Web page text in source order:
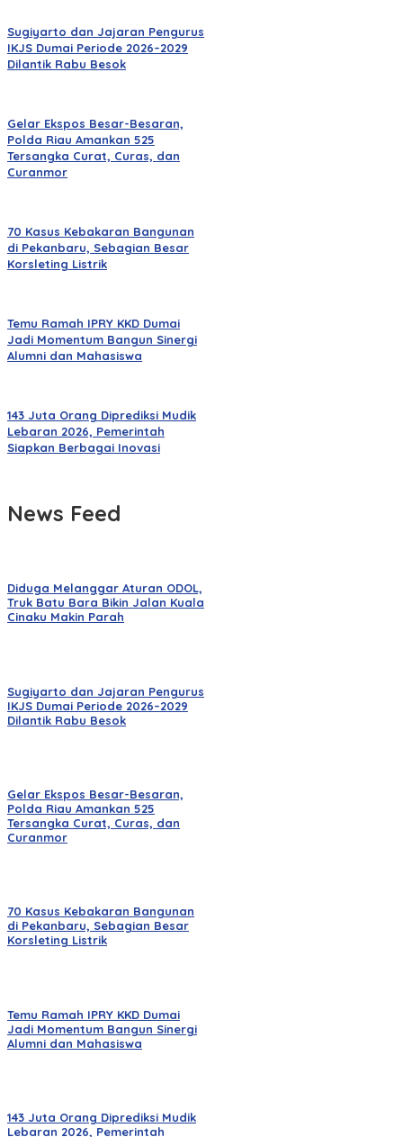
Sugiyarto dan Jajaran Pengurus
IKJS Dumai Periode 2026–2029
Dilantik Rabu Besok
Gelar Ekspos Besar-Besaran,
Polda Riau Amankan 525
Tersangka Curat, Curas, dan
Curanmor
70 Kasus Kebakaran Bangunan
di Pekanbaru, Sebagian Besar
Korsleting Listrik
Temu Ramah IPRY KKD Dumai
Jadi Momentum Bangun Sinergi
Alumni dan Mahasiswa
143 Juta Orang Diprediksi Mudik
Lebaran 2026, Pemerintah
Siapkan Berbagai Inovasi
News Feed
Diduga Melanggar Aturan ODOL,
Truk Batu Bara Bikin Jalan Kuala
Cinaku Makin Parah
Sugiyarto dan Jajaran Pengurus
IKJS Dumai Periode 2026–2029
Dilantik Rabu Besok
Gelar Ekspos Besar-Besaran,
Polda Riau Amankan 525
Tersangka Curat, Curas, dan
Curanmor
70 Kasus Kebakaran Bangunan
di Pekanbaru, Sebagian Besar
Korsleting Listrik
Temu Ramah IPRY KKD Dumai
Jadi Momentum Bangun Sinergi
Alumni dan Mahasiswa
143 Juta Orang Diprediksi Mudik
Lebaran 2026, Pemerintah